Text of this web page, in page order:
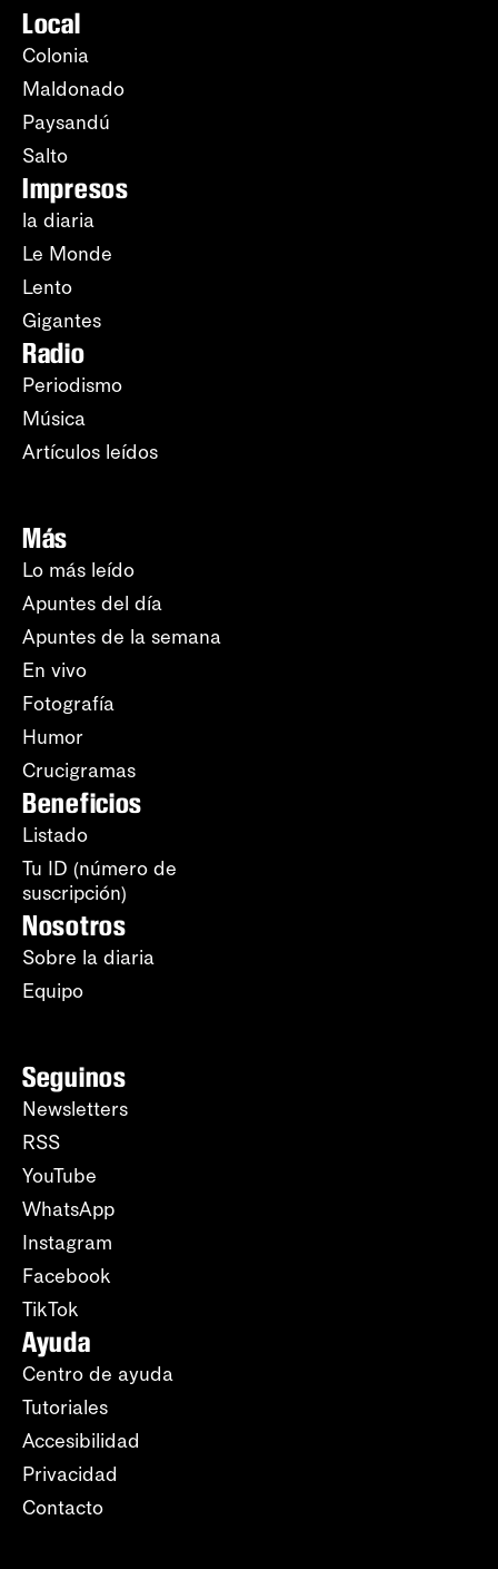
Local
Colonia
Maldonado
Paysandú
Salto
Impresos
la diaria
Le Monde
Lento
Gigantes
Radio
Periodismo
Música
Artículos leídos
Más
Lo más leído
Apuntes del día
Apuntes de la semana
En vivo
Fotografía
Humor
Crucigramas
Beneficios
Listado
Tu ID (número de
suscripción)
Nosotros
Sobre la diaria
Equipo
Seguinos
Newsletters
RSS
YouTube
WhatsApp
Instagram
Facebook
TikTok
Ayuda
Centro de ayuda
Tutoriales
Accesibilidad
Privacidad
Contacto